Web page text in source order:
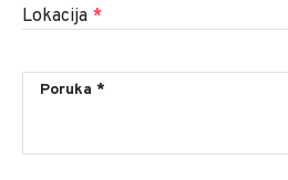
Lokacija *